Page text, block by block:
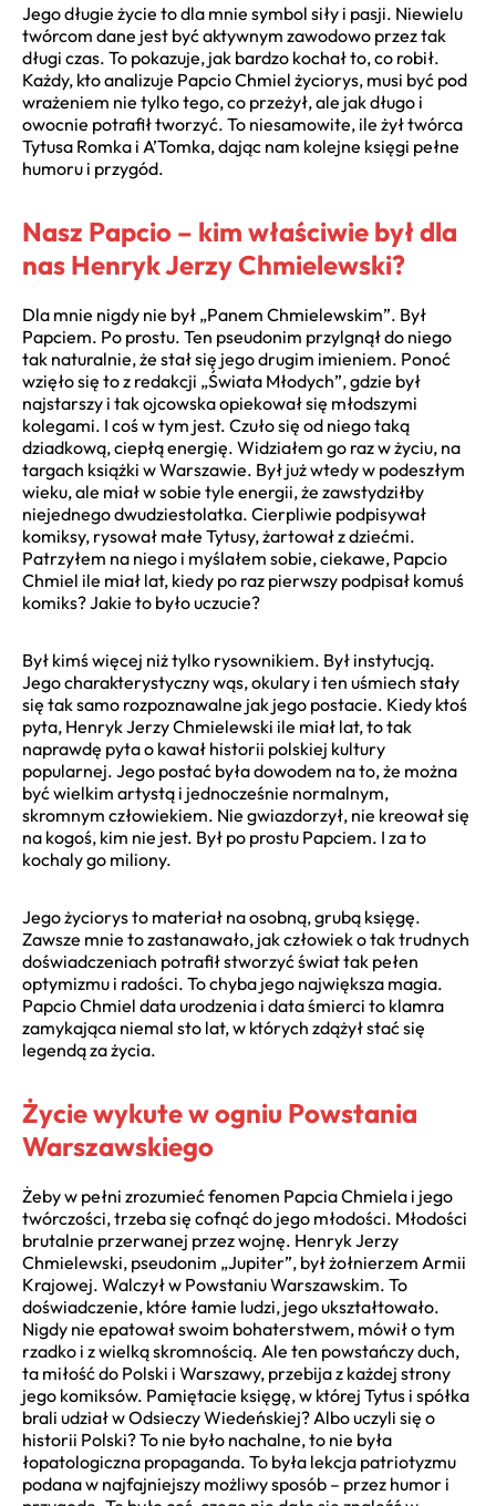
Jego długie życie to dla mnie symbol siły i pasji. Niewielu
twórcom dane jest być aktywnym zawodowo przez tak
długi czas. To pokazuje, jak bardzo kochał to, co robił.
Każdy, kto analizuje Papcio Chmiel życiorys, musi być pod
wrażeniem nie tylko tego, co przeżył, ale jak długo i
owocnie potrafił tworzyć. To niesamowite, ile żył twórca
Tytusa Romka i A’Tomka, dając nam kolejne księgi pełne
humoru i przygód.
Nasz Papcio – kim właściwie był dla
nas Henryk Jerzy Chmielewski?
Dla mnie nigdy nie był „Panem Chmielewskim”. Był
Papciem. Po prostu. Ten pseudonim przylgnął do niego
tak naturalnie, że stał się jego drugim imieniem. Ponoć
wzięło się to z redakcji „Świata Młodych”, gdzie był
najstarszy i tak ojcowska opiekował się młodszymi
kolegami. I coś w tym jest. Czuło się od niego taką
dziadkową, ciepłą energię. Widziałem go raz w życiu, na
targach książki w Warszawie. Był już wtedy w podeszłym
wieku, ale miał w sobie tyle energii, że zawstydziłby
niejednego dwudziestolatka. Cierpliwie podpisywał
komiksy, rysował małe Tytusy, żartował z dziećmi.
Patrzyłem na niego i myślałem sobie, ciekawe, Papcio
Chmiel ile miał lat, kiedy po raz pierwszy podpisał komuś
komiks? Jakie to było uczucie?
Był kimś więcej niż tylko rysownikiem. Był instytucją.
Jego charakterystyczny wąs, okulary i ten uśmiech stały
się tak samo rozpoznawalne jak jego postacie. Kiedy ktoś
pyta, Henryk Jerzy Chmielewski ile miał lat, to tak
naprawdę pyta o kawał historii polskiej kultury
popularnej. Jego postać była dowodem na to, że można
być wielkim artystą i jednocześnie normalnym,
skromnym człowiekiem. Nie gwiazdorzył, nie kreował się
na kogoś, kim nie jest. Był po prostu Papciem. I za to
kochaly go miliony.
Jego życiorys to materiał na osobną, grubą księgę.
Zawsze mnie to zastanawało, jak człowiek o tak trudnych
doświadczeniach potrafił stworzyć świat tak pełen
optymizmu i radości. To chyba jego największa magia.
Papcio Chmiel data urodzenia i data śmierci to klamra
zamykająca niemal sto lat, w których zdążył stać się
legendą za życia.
Życie wykute w ogniu Powstania
Warszawskiego
Żeby w pełni zrozumieć fenomen Papcia Chmiela i jego
twórczości, trzeba się cofnąć do jego młodości. Młodości
brutalnie przerwanej przez wojnę. Henryk Jerzy
Chmielewski, pseudonim „Jupiter”, był żołnierzem Armii
Krajowej. Walczył w Powstaniu Warszawskim. To
doświadczenie, które łamie ludzi, jego ukształtowało.
Nigdy nie epatował swoim bohaterstwem, mówił o tym
rzadko i z wielką skromnością. Ale ten powstańczy duch,
ta miłość do Polski i Warszawy, przebija z każdej strony
jego komiksów. Pamiętacie księgę, w której Tytus i spółka
brali udział w Odsieczy Wiedeńskiej? Albo uczyli się o
historii Polski? To nie było nachalne, to nie była
łopatologiczna propaganda. To była lekcja patriotyzmu
podana w najfajniejszy możliwy sposób – przez humor i